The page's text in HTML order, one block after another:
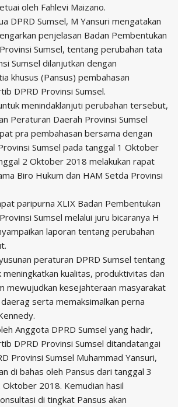
oleh Fahlevi Maizano.
DPRD Sumsel, M Yansuri mengatakan
penjelasan Badan Pembentukan
Sumsel, tentang perubahan tata
Sumsel dilanjutkan dengan
khusus (Pansus) pembahasan
DPRD Provinsi Sumsel.
menindaklanjuti perubahan tersebut,
Peraturan Daerah Provinsi Sumsel
pra pembahasan bersama dengan
Sumsel pada tanggal 1 Oktober
2 Oktober 2018 melakukan rapat
Biro Hukum dan HAM Setda Provinsi
paripurna XLIX Badan Pembentukan
Sumsel melalui juru bicaranya H
laporan tentang perubahan
peraturan DPRD Sumsel tentang
kualitas, produktivitas dan
mewujudkan kesejahteraan masyarakat
serta memaksimalkan perna
Anggota DPRD Sumsel yang hadir,
DPRD Provinsi Sumsel ditandatangai
Provinsi Sumsel Muhammad Yansuri,
di bahas oleh Pansus dari tanggal 3
2018. Kemudian hasil
di tingkat Pansus akan